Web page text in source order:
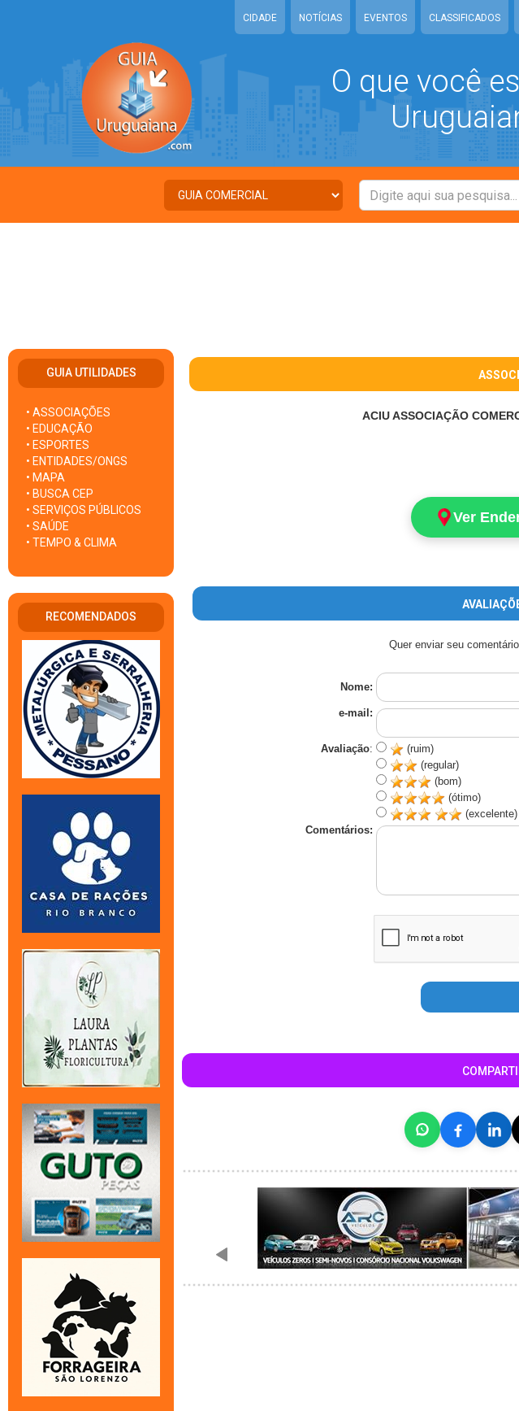
CIDADE NOTÍCIAS EVENTOS CLASSIFICADOS
O que você
GUIA UTILIDADES
• ASSOCIAÇÕES
• EDUCAÇÃO
• ESPORTES
• ENTIDADES/ONGS
• MAPA
• BUSCA CEP
• SERVIÇOS PÚBLICOS
• SAÚDE
• TEMPO & CLIMA
RECOMENDADOS
ACIU ASSOCIAÇÃO
Ver
Quer enviar seu
Nome:
e-mail:
Avaliação:
(ruim)
(regular)
(bom)
(ótimo)
(excelente)
Comentários: